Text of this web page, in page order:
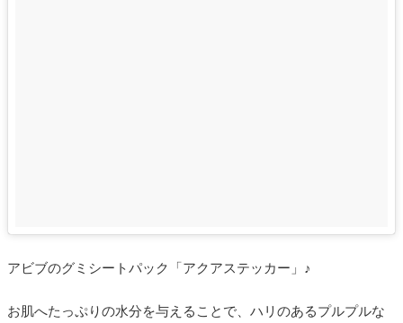
アビブのグミシートパック「アクアステッカー」♪
お肌へたっぷりの水分を与えることで、ハリのあるプルプルな